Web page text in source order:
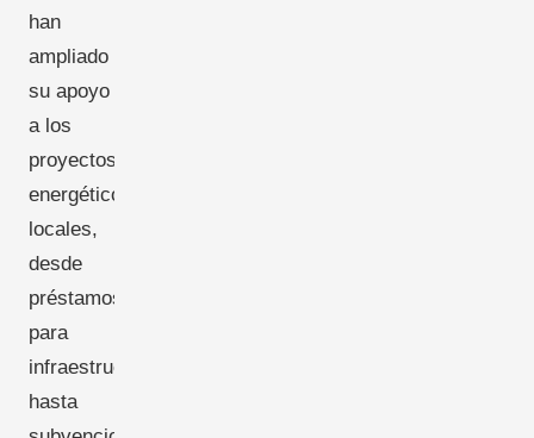
han
ampliado
su apoyo
a los
proyectos
energéticos
locales,
desde
préstamos
para
infraestructuras
hasta